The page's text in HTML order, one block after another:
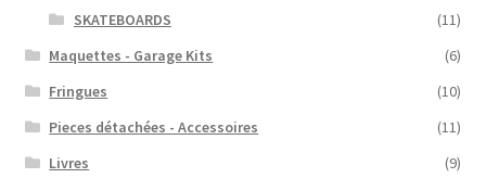
SKATEBOARDS
(11)
Maquettes - Garage Kits
(6)
Fringues
(10)
Pieces détachées - Accessoires
(11)
Livres
(9)